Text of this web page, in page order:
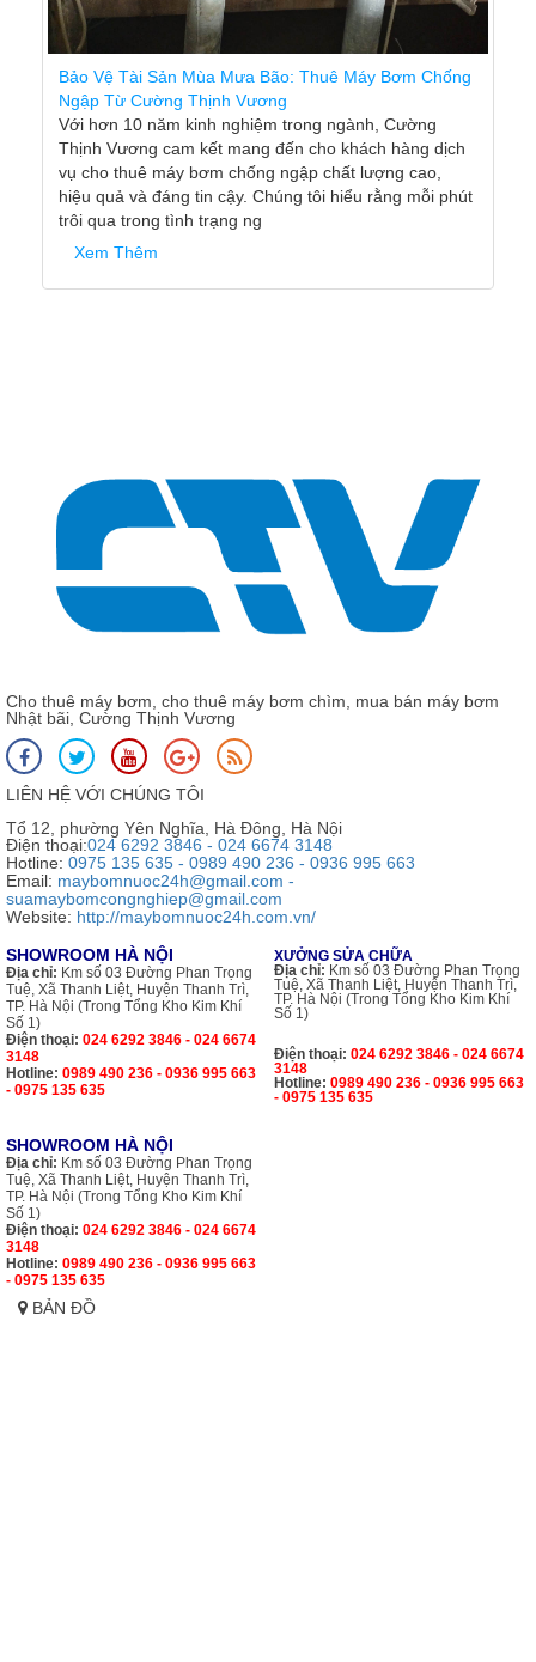
Bảo Vệ Tài Sản Mùa Mưa Bão: Thuê Máy Bơm Chống
Ngập Từ Cường Thịnh Vương
Với hơn 10 năm kinh nghiệm trong ngành, Cường
Thịnh Vương cam kết mang đến cho khách hàng dịch
vụ cho thuê máy bơm chống ngập chất lượng cao,
hiệu quả và đáng tin cậy. Chúng tôi hiểu rằng mỗi phút
trôi qua trong tình trạng ng
Xem Thêm
Cho thuê máy bơm, cho thuê máy bơm chìm, mua bán máy bơm
Nhật bãi, Cường Thịnh Vương
LIÊN HỆ VỚI CHÚNG TÔI
Tổ 12, phường Yên Nghĩa, Hà Đông, Hà Nội
Điện thoại:024 6292 3846 - 024 6674 3148
Hotline: 0975 135 635 - 0989 490 236 - 0936 995 663
Email: maybomnuoc24h@gmail.com -
suamaybomcongnghiep@gmail.com
Website: http://maybomnuoc24h.com.vn/
SHOWROOM HÀ NỘI
Địa chỉ: Km số 03 Đường Phan Trọng
Tuệ, Xã Thanh Liệt, Huyện Thanh Trì,
TP. Hà Nội (Trong Tổng Kho Kim Khí
Số 1)
Điện thoại: 024 6292 3846 - 024 6674
3148
Hotline: 0989 490 236 - 0936 995 663
- 0975 135 635
XƯỞNG SỬA CHỮA
Địa chỉ: Km số 03 Đường Phan Trọng
Tuệ, Xã Thanh Liệt, Huyện Thanh Trì,
TP. Hà Nội (Trong Tổng Kho Kim Khí
Số 1)
Điện thoại: 024 6292 3846 - 024 6674
3148
Hotline: 0989 490 236 - 0936 995 663
- 0975 135 635
SHOWROOM HÀ NỘI
Địa chỉ: Km số 03 Đường Phan Trọng
Tuệ, Xã Thanh Liệt, Huyện Thanh Trì,
TP. Hà Nội (Trong Tổng Kho Kim Khí
Số 1)
Điện thoại: 024 6292 3846 - 024 6674
3148
Hotline: 0989 490 236 - 0936 995 663
- 0975 135 635
BẢN ĐỒ